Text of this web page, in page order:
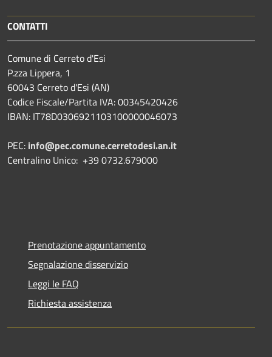
CONTATTI
Comune di Cerreto d'Esi
P.zza Lippera, 1
60043 Cerreto d'Esi (AN)
Codice Fiscale/Partita IVA: 00345420426
IBAN: IT78D0306921103100000046073
PEC: info@pec.comune.cerretodesi.an.it
Centralino Unico: +39 0732.679000
Prenotazione appuntamento
Segnalazione disservizio
Leggi le FAQ
Richiesta assistenza